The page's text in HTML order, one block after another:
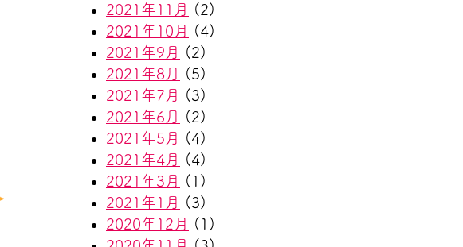
2021年11月
(2)
2021年10月
(4)
2021年9月
(2)
2021年8月
(5)
2021年7月
(3)
2021年6月
(2)
2021年5月
(4)
2021年4月
(4)
2021年3月
(1)
2021年1月
(3)
2020年12月
(1)